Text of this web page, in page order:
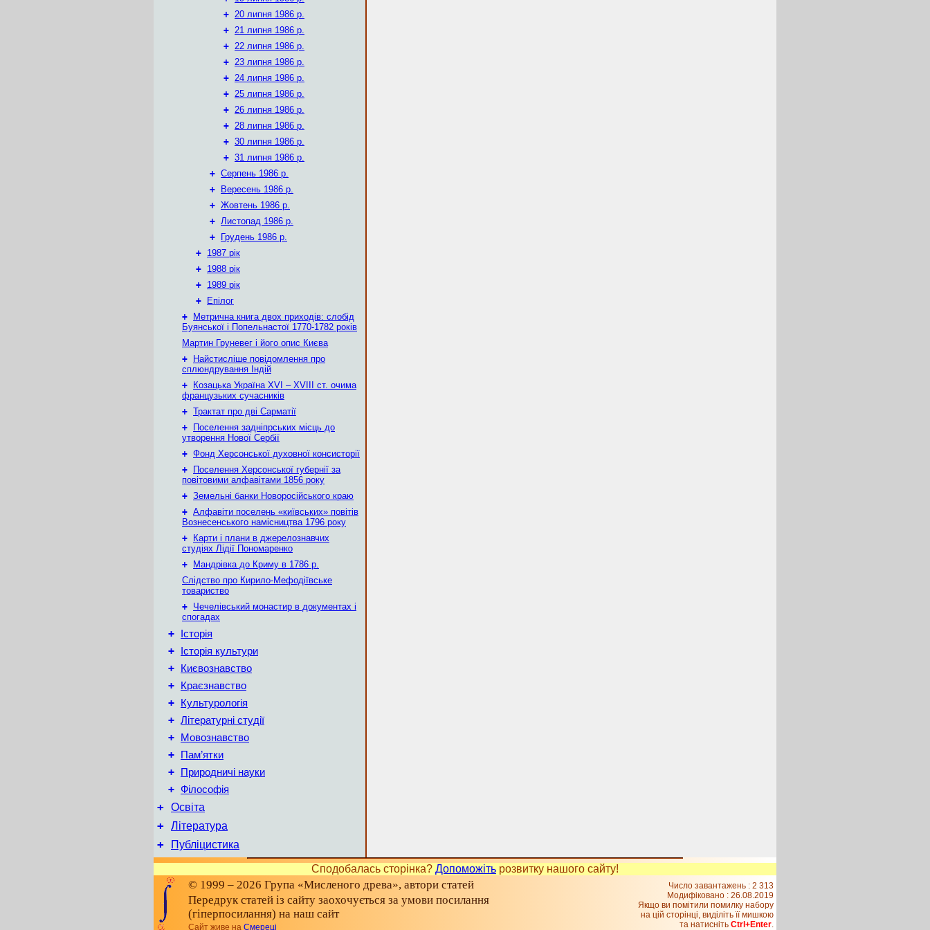
+ 20 липня 1986 р.
+ 21 липня 1986 р.
+ 22 липня 1986 р.
+ 23 липня 1986 р.
+ 24 липня 1986 р.
+ 25 липня 1986 р.
+ 26 липня 1986 р.
+ 28 липня 1986 р.
+ 30 липня 1986 р.
+ 31 липня 1986 р.
+ Серпень 1986 р.
+
Вересень 1986 р.
+ Жовтень 1986 р.
+ Листопад 1986 р.
+
Грудень 1986 р.
+ 1987 рік
+ 1988 рік
+ 1989 рік
+
Епілог
+
Метрична книга двох приходів: слобід
Буянської і Попельнастої 1770-1782 років
Мартин Груневег і його опис Києва
+
Найстисліше повідомлення про
сплюндрування Індій
+
Козацька Україна ХVІ – ХVІІІ ст. очима
французьких сучасників
+ Трактат про дві Сарматії
+
Поселення задніпрських місць до
утворення Нової Сербії
+ Фонд Херсонської духовної консисторії
+
Поселення Херсонської губернії за
повітовими алфавітами 1856 року
+ Земельні банки Новоросійського краю
+ Алфавіти поселень «київських» повітів
Вознесенського намісництва 1796 року
+
Карти і плани в джерелознавчих
студіях Лідії Пономаренко
+
Мандрівка до Криму в 1786 р.
Слідство про Кирило-Мефодіївське
товариство
+ Чечелівський монастир в документах і
спогадах
+ Історія
+ Історія культури
+ Києвознавство
+ Краєзнавство
+ Культурологія
+ Літературні студії
+ Мовознавство
+ Пам’ятки
+ Природничі науки
+ Філософія
+ Освіта
+ Література
+ Публіцистика
Сподобалась сторінка? Допоможіть розвитку нашого сайту!
© 1999 – 2026 Група «Мисленого древа», автори статей
Передрук статей із сайту заохочується за умови посилання
(гіперпосилання) на наш сайт
Сайт живе на Смереці
Число завантажень : 2 313
Модифіковано : 26.08.2019
Якщо ви помітили помилку набору
на цiй сторiнцi, видiлiть її мишкою
та натисніть Ctrl+Enter.